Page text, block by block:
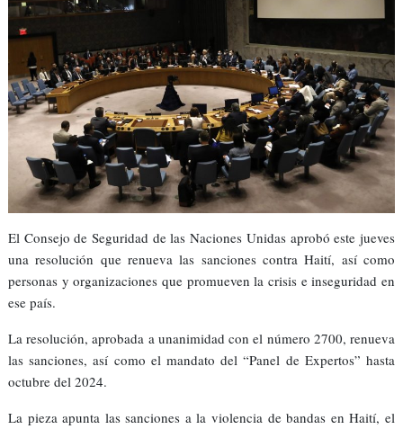
El Consejo de Seguridad de las Naciones Unidas aprobó este jueves
una resolución que renueva las sanciones contra Haití, así como
personas y organizaciones que promueven la crisis e inseguridad en
ese país.
La resolución, aprobada a unanimidad con el número 2700, renueva
las sanciones, así como el mandato del “Panel de Expertos” hasta
octubre del 2024.
La pieza apunta las sanciones a la violencia de bandas en Haití, el